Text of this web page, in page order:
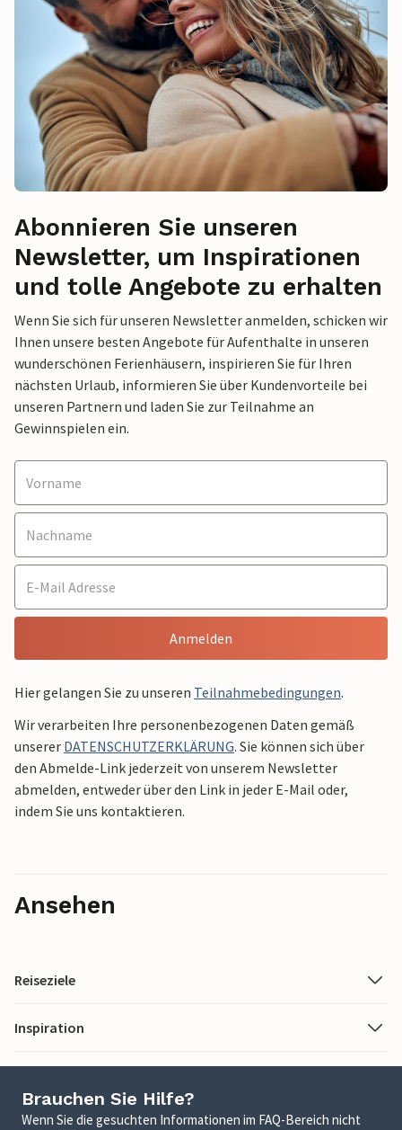
Abonnieren Sie unseren
Newsletter, um Inspirationen
und tolle Angebote zu erhalten
Wenn Sie sich für unseren Newsletter anmelden, schicken wir
Ihnen unsere besten Angebote für Aufenthalte in unseren
wunderschönen Ferienhäusern, inspirieren Sie für Ihren
nächsten Urlaub, informieren Sie über Kundenvorteile bei
unseren Partnern und laden Sie zur Teilnahme an
Gewinnspielen ein.
Anmelden
Hier gelangen Sie zu unseren Teilnahmebedingungen.
Wir verarbeiten Ihre personenbezogenen Daten gemäß
unserer DATENSCHUTZERKLÄRUNG. Sie können sich über
den Abmelde-Link jederzeit von unserem Newsletter
abmelden, entweder über den Link in jeder E-Mail oder,
indem Sie uns kontaktieren.
Ansehen
Reiseziele
Inspiration
Brauchen Sie Hilfe?
Wenn Sie die gesuchten Informationen im FAQ-Bereich nicht